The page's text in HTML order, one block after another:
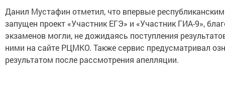
Данил Мустафин отметил, что впервые
запущен проект «Участник ЕГЭ» и «Участник ГИА-9»,
экзаменов могли, не дожидаясь поступления
ними на сайте РЦМКО. Также сервис предусматривал
результатом после рассмотрения апелляции.